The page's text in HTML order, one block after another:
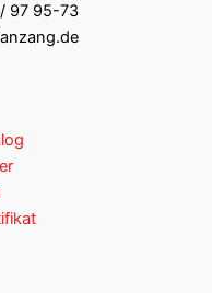
18,00
97 95-73